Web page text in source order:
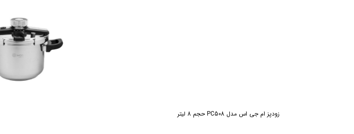
زودپز ام جی اس مدل PC508 حجم 8 لیتر